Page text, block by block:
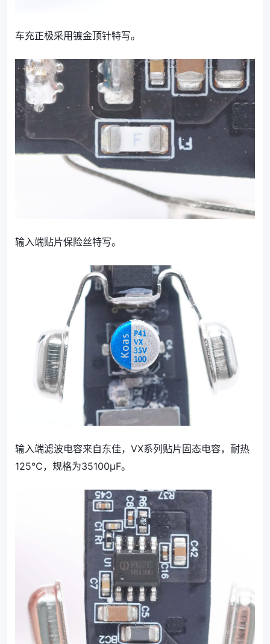
车充正极采用镀金顶针特写。
输入端贴片保险丝特写。
输入端滤波电容来自东佳，VX系列贴片固态电容，耐热
125℃，规格为35100μF。